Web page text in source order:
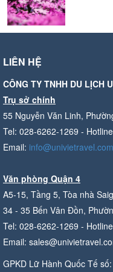
LIÊN HỆ
CÔNG TY TNHH DU LỊCH
Trụ sở chính
55 Nguyễn Văn Linh,
Tel: 028-6262-1269 -
Email: info@univietravel.com
Văn phòng Quận 4
A5-15, Tầng 5, Tòa nhà
34 - 35 Bến Vân Đồn,
Tel: 028-6262-1269 -
Email:
GPKD Lữ Hành Quốc Tế